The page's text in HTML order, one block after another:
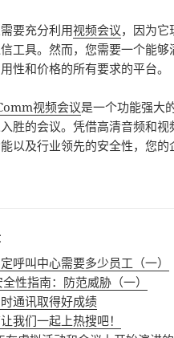
要充分利用视频会议，因为它
工具。然而，您需要一个能够
性和价格的所有要求的平台。
视频会议是一个功能强大
胜的会议。凭借高清音频和视
以及行业领先的安全性，您的
呼叫中心需要多少员工（一）
性指南：防范威胁（一）
通讯取得好成绩
我们一起上热搜吧！